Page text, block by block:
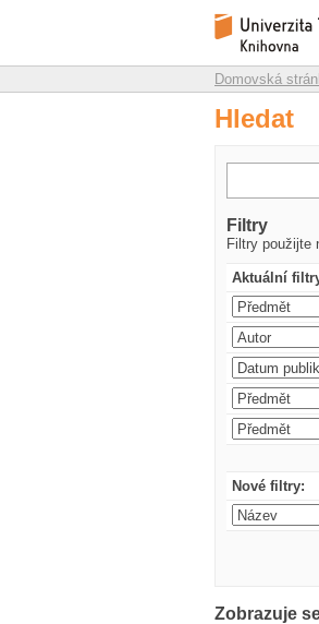
Hledat
Repozitář
Domovská
Hledat
Filtry
Filtry použijte
Aktuální
Nové filtry:
Zobrazuje